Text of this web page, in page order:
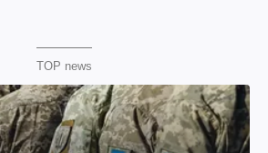
TOP news